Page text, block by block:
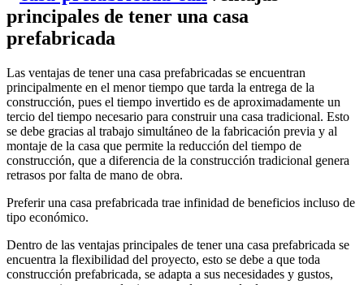
principales de tener una casa
prefabricada
Las ventajas de tener una casa prefabricadas se encuentran
principalmente en el menor tiempo que tarda la entrega de la
construcción, pues el tiempo invertido es de aproximadamente un
tercio del tiempo necesario para construir una casa tradicional. Esto
se debe gracias al trabajo simultáneo de la fabricación previa y al
montaje de la casa que permite la reducción del tiempo de
construcción, que a diferencia de la construcción tradicional genera
retrasos por falta de mano de obra.
Preferir una casa prefabricada trae infinidad de beneficios incluso de
tipo económico.
Dentro de las ventajas principales de tener una casa prefabricada se
encuentra la flexibilidad del proyecto, esto se debe a que toda
construcción prefabricada, se adapta a sus necesidades y gustos,